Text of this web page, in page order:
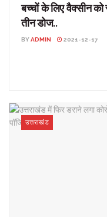
बच्चों के लिए वैक्सीन
तीन डोज..
BYADMIN 2021-12-17
उत्तराखंड